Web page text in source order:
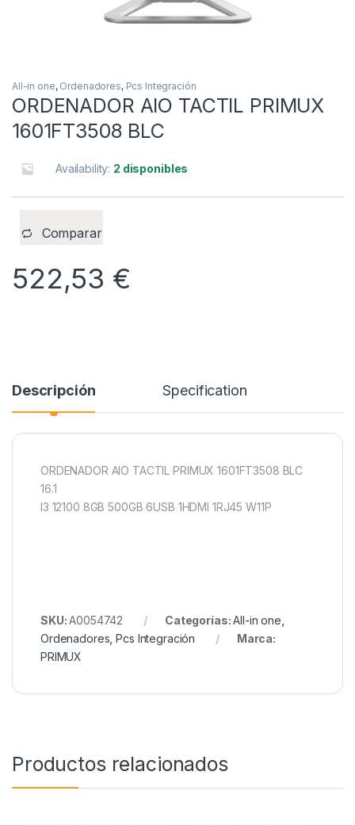
All-in one, Ordenadores, Pcs Integración
ORDENADOR AIO TACTIL PRIMUX
1601FT3508 BLC
Availability: 2 disponibles
Comparar
522,53 €
Descripción Specification
ORDENADOR AIO TACTIL PRIMUX 1601FT3508 BLC
16.1
I3 12100 8GB 500GB 6USB 1HDMI 1RJ45 W11P
SKU:A0054742 Categorías:All-in one
Ordenadores ,Pcs Integración
Marca:
PRIMUX
Productos relacionados